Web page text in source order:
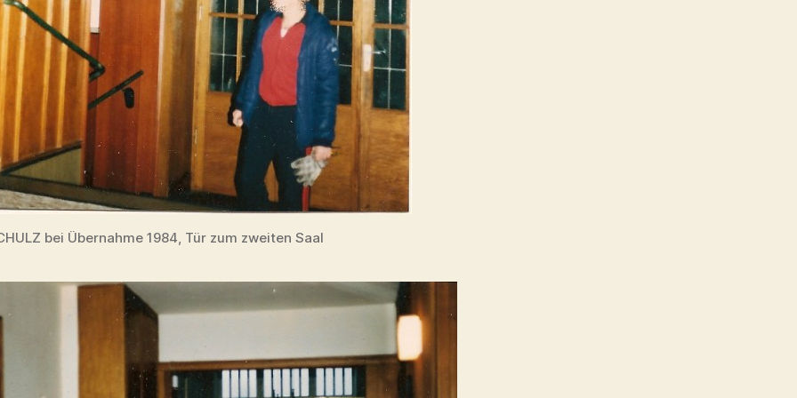
bei Übernahme 1984, Tür zum zweiten Saal